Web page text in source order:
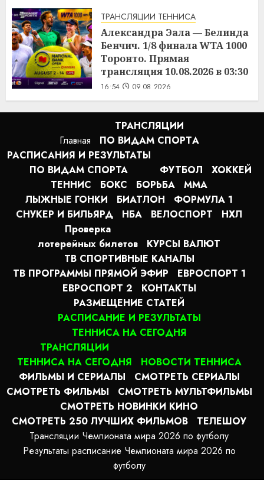
17:01 09.08.2026
ТРАНСЛЯЦИИ ТЕННИСА
Александра Эала — Белинда
Бенчич. 1/8 финала WTA 1000
Торонто. Прямая
трансляция 10.08.2026 в 03:30
16:54 09.08.2026
Главная
ТРАНСЛЯЦИИ
ПО ВИДАМ СПОРТA
РАСПИСАНИЯ И РЕЗУЛЬТАТЫ
ПО ВИДАМ СПОРТА
ФУТБОЛ
ХОККЕЙ
ТЕННИС
БОКС БОРЬБА
MMA
ЛЫЖНЫЕ ГОНКИ
БИАТЛОН
ФОРМУЛА 1
СНУКЕР И БИЛЬЯРД
НБА ВЕЛОСПОРТ
НХЛ
Проверка
лотерейных билетов
КУРСЫ ВАЛЮТ
ТВ СПОРТИВНЫЕ КАНАЛЫ
ТВ ПРОГРАММЫ ПРЯМОЙ ЭФИР
ЕВРОСПОРТ 1
ЕВРОСПОРТ 2
КОНТАКТЫ
РАЗМЕЩЕНИЕ СТАТЕЙ
РАСПИСАНИЕ И РЕЗУЛЬТАТЫ
ТЕННИСА НА СЕГОДНЯ
ТРАНСЛЯЦИИ
ТЕННИСА НА СЕГОДНЯ
НОВОСТИ ТЕННИСА
ФИЛЬМЫ И СЕРИАЛЫ
СМОТРЕТЬ СЕРИАЛЫ
СМОТРЕТЬ ФИЛЬМЫ
СМОТРЕТЬ МУЛЬТФИЛЬМЫ
СМОТРЕТЬ НОВИНКИ КИНО
СМОТРЕТЬ 250 ЛУЧШИХ ФИЛЬМОВ
ТЕЛЕШОУ
Трансляции Чемпионата мира 2026 по футболу
Результаты расписание Чемпионата мира 2026 по
футболу